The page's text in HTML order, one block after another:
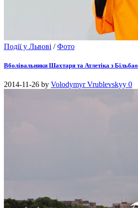
Події у Львові /Фото
Вболівальники Шахтаря та Атлетіка з Більбао
2014-11-26 by Volodymyr Vrublevskyy 0